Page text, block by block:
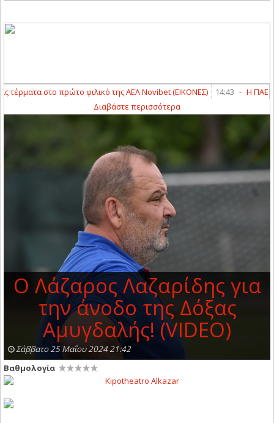
στο πρώτο φιλικό της ΑΕΛ Novibet (ΕΙΚΟΝΕΣ) 14:43 - Η ΠΑΕ ΑΕΛ
Διαβάστε περισσότερα
O Λάζαρος Λαζαρίδης για
την άνοδο της Δόξας
Αμυγδαλής! (VIDEO)
Σάββατο 25 Μαΐου 2024 21:42
Βαθμολογία